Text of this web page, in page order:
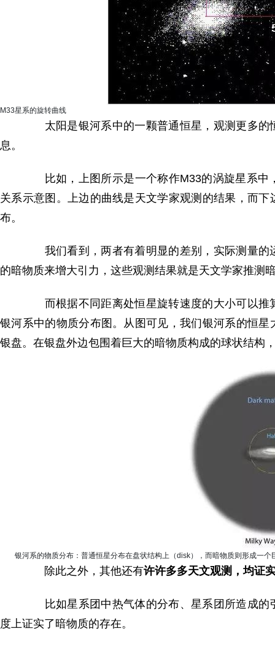
M33星系的旋转曲线
太阳是银河系中的一颗普通恒星，观测更多的
息。
比如，上图所示是一个称作M33的涡旋星系中
关系示意图。上边的曲线是天文学家观测的结果，而
布。
我们看到，两者有着明显的差别，实际测量的
的暗物质来增大引力，这些观测结果就是天文学家推测
而根据不同距离处恒星旋转速度的大小可以推
银河系中的物质分布图。从图可见，我们银河系的恒
银盘。在银盘外边包围着巨大的暗物质构成的球状结构
银河系的物质分布：普通恒星分布在盘状结构上（disk），而暗物质则形成一个
除此之外，其他还有许许多多天文观测，均证
比如星系团中热气体的分布、星系团所造成的
度上证实了暗物质的存在。